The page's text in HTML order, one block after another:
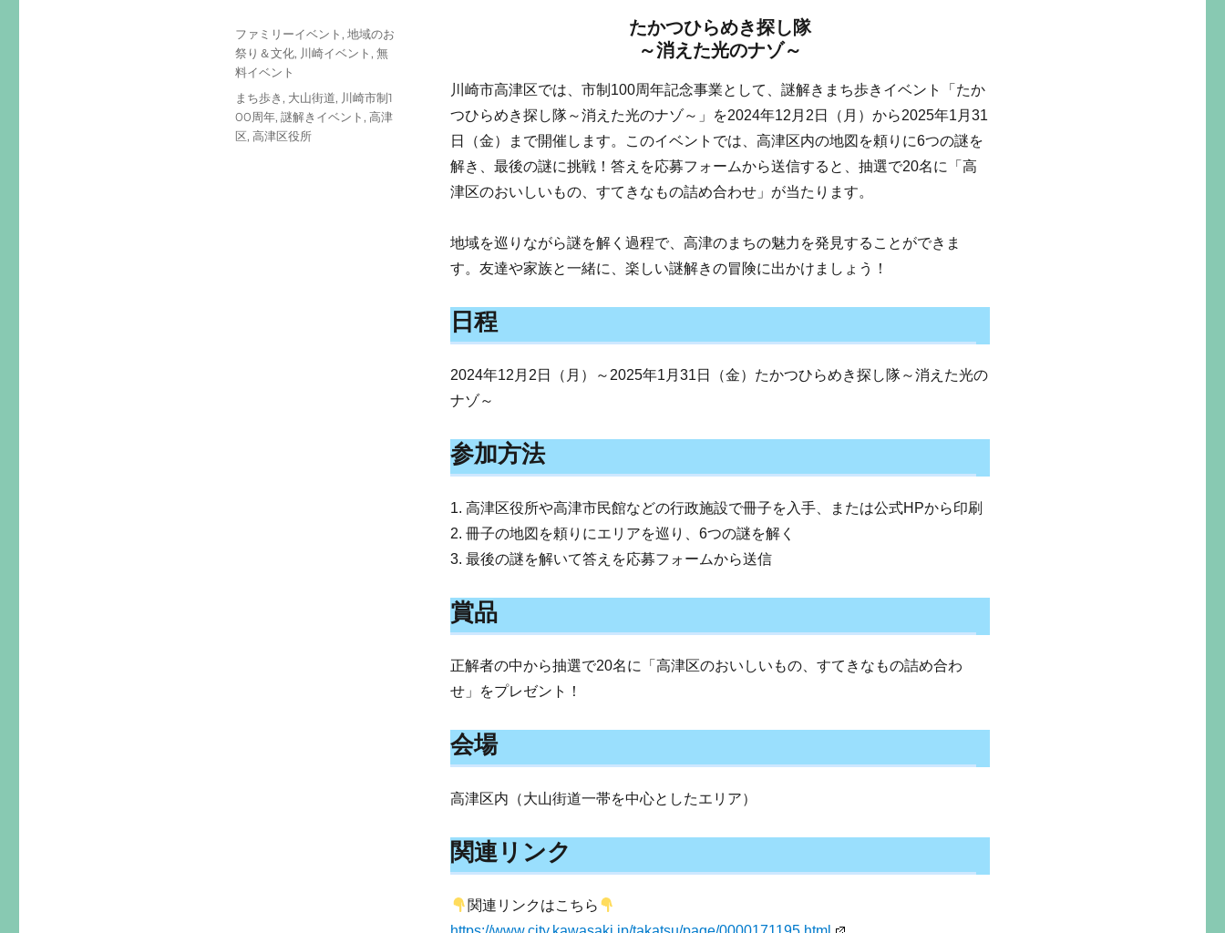
たかつひらめき探し隊
～消えた光のナゾ～
川崎市高津区では、市制100周年記念事業として、謎解きまち歩きイベント「たか
つひらめき探し隊～消えた光のナゾ～」を2024年12月2日（月）から2025年1月31
日（金）まで開催します。このイベントでは、高津区内の地図を頼りに6つの謎を
解き、最後の謎に挑戦！答えを応募フォームから送信すると、抽選で20名に「高
津区のおいしいもの、すてきなもの詰め合わせ」が当たります。
地域を巡りながら謎を解く過程で、高津のまちの魅力を発見することができま
す。友達や家族と一緒に、楽しい謎解きの冒険に出かけましょう！
日程
2024年12月2日（月）～2025年1月31日（金）たかつひらめき探し隊～消えた光の
ナゾ～
参加方法
1. 高津区役所や高津市民館などの行政施設で冊子を入手、または公式HPから印刷
2. 冊子の地図を頼りにエリアを巡り、6つの謎を解く
3. 最後の謎を解いて答えを応募フォームから送信
賞品
正解者の中から抽選で20名に「高津区のおいしいもの、すてきなもの詰め合わ
せ」をプレゼント！
会場
高津区内（大山街道一帯を中心としたエリア）
関連リンク
関連リンクはこちら
稿
日:
カ
テ
ゴ
リ
ファミリーイベント , 地域のお
祭り＆文化, 川崎イベント , 無
料イベント
タ
グ
まち歩き , 大山街道, 川崎市制1
00周年, 謎解きイベント , 高津
区, 高津区役所